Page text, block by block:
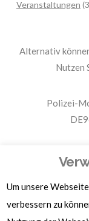
Veranstaltungen
Alternativ
Nutzen
Polizei-
Für
Um unsere
verbessern zu